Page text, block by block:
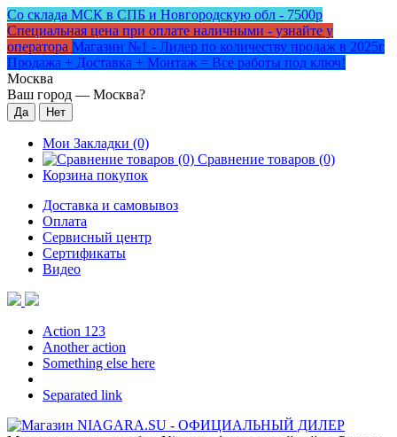
Со склада МСК в СПБ и Новгородскую обл - 7500р
Специальная цена при оплате наличными - узнайте у
оператора Магазин №1 - Лидер по количеству продаж в 2025г
Продажа + Доставка + Монтаж = Все работы под ключ!
Москва
Ваш город — Москва?
Мои Закладки (0)
Сравнение товаров (0)
Корзина покупок
Доставка и самовывоз
Оплата
Сервисный центр
Сертификаты
Видео
Action 123
Another action
Something else here
Separated link